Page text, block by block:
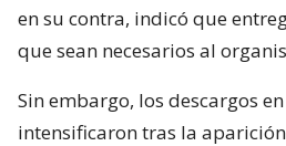
en su contra, indicó que
que sean necesarios al
Sin embargo, los descargos
intensificaron tras la